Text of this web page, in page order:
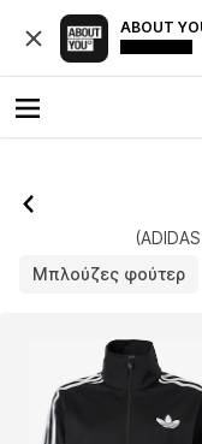
ABOUT
Μπλούζες φούτερ